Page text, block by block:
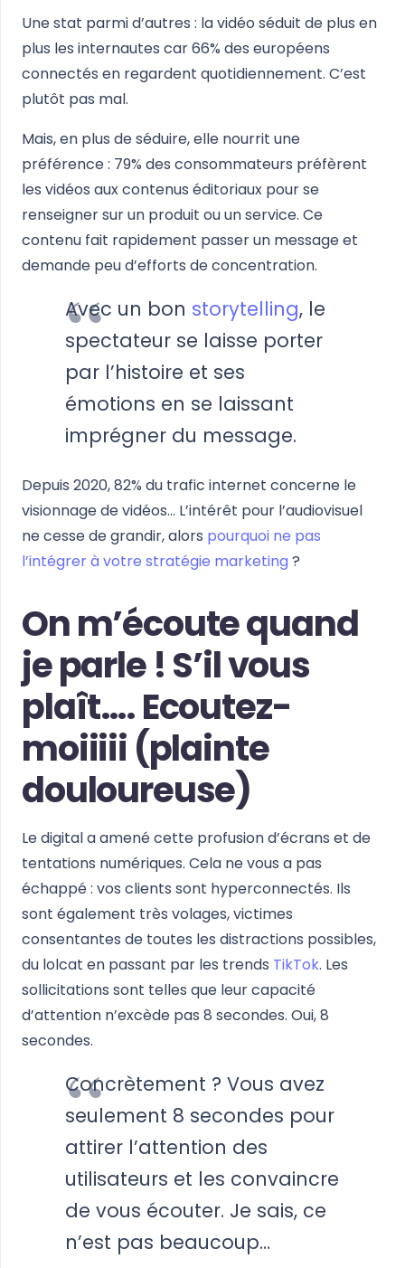
Une stat parmi d’autres : la vidéo séduit de plus en
plus les internautes car 66% des européens
connectés en regardent quotidiennement. C’est
plutôt pas mal.
Mais, en plus de séduire, elle nourrit une
préférence : 79% des consommateurs préfèrent
les vidéos aux contenus éditoriaux pour se
renseigner sur un produit ou un service. Ce
contenu fait rapidement passer un message et
demande peu d’efforts de concentration.
Avec un bon storytelling, le
spectateur se laisse porter
par l’histoire et ses
émotions en se laissant
imprégner du message.
Depuis 2020, 82% du trafic internet concerne le
visionnage de vidéos… L’intérêt pour l’audiovisuel
ne cesse de grandir, alors pourquoi ne pas
l’intégrer à votre stratégie marketing ?
On m’écoute quand
je parle ! S’il vous
plaît…. Ecoutez-
moiiiii (plainte
douloureuse)
Le digital a amené cette profusion d’écrans et de
tentations numériques. Cela ne vous a pas
échappé : vos clients sont hyperconnectés. Ils
sont également très volages, victimes
consentantes de toutes les distractions possibles,
du lolcat en passant par les trends TikTok. Les
sollicitations sont telles que leur capacité
d’attention n’excède pas 8 secondes. Oui, 8
secondes.
Concrètement ? Vous avez
seulement 8 secondes pour
attirer l’attention des
utilisateurs et les convaincre
de vous écouter. Je sais, ce
n’est pas beaucoup…